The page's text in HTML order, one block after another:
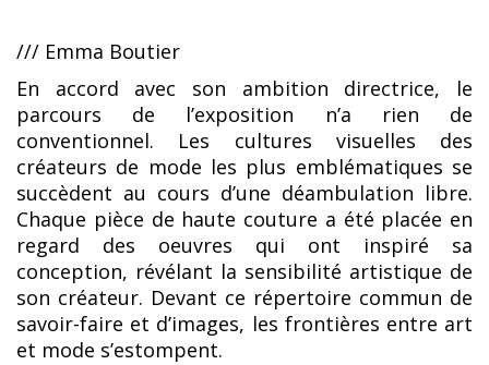
/// Emma Boutier
En accord avec son ambition directrice, le
parcours de l’exposition n’a rien de
conventionnel. Les cultures visuelles des
créateurs de mode les plus emblématiques se
succèdent au cours d’une déambulation libre.
Chaque pièce de haute couture a été placée en
regard des oeuvres qui ont inspiré sa
conception, révélant la sensibilité artistique de
son créateur. Devant ce répertoire commun de
savoir-faire et d’images, les frontières entre art
et mode s’estompent.